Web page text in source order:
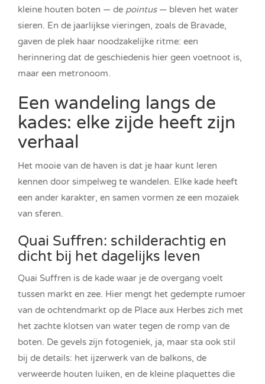
kleine houten boten — de pointus— bleven het water
sieren. En de jaarlijkse vieringen, zoals de Bravade,
gaven de plek haar noodzakelijke ritme: een
herinnering dat de geschiedenis hier geen voetnoot is,
maar een metronoom.
Een wandeling langs de
kades: elke zijde heeft zijn
verhaal
Het mooie van de haven is dat je haar kunt leren
kennen door simpelweg te wandelen. Elke kade heeft
een ander karakter, en samen vormen ze een mozaïek
van sferen.
Quai Suffren: schilderachtig en
dicht bij het dagelijks leven
Quai Suffren is de kade waar je de overgang voelt
tussen markt en zee. Hier mengt het gedempte rumoer
van de ochtendmarkt op de Place aux Herbes zich met
het zachte klotsen van water tegen de romp van de
boten. De gevels zijn fotogeniek, ja, maar sta ook stil
bij de details: het ijzerwerk van de balkons, de
verweerde houten luiken, en de kleine plaquettes die